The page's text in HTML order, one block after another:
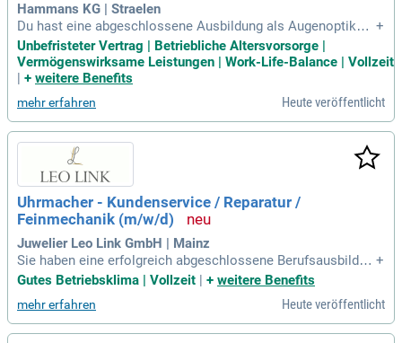
Hammans KG | Straelen
Du hast eine abgeschlossene Ausbildung als Augenoptiker
(m/w/d), idealerweise mit Meistertitel, und bringst mindeste
ns 3 Jahre Berufserfahrung mit.
+
Unbefristeter Vertrag | Betriebliche Altersvorsorge |
Vermögenswirksame Leistungen | Work-Life-Balance | Vollzeit
+ weitere Benefits
mehr erfahren Heute veröffentlicht
Uhrmacher - Kundenservice / Reparatur /
Feinmechanik (m/w/d)
Juwelier Leo Link GmbH | Mainz
Sie haben eine erfolgreich abgeschlossene Berufsausbildun
g als Uhrmacher (m/w/d) oder Uhrmachermeister (m/w/d);
hen Fähigkeiten, wie zum Beispiel als Augenoptiker oder Za
hntechniker (m/w/d); Ihre
+
Gutes Betriebsklima | Vollzeit | + weitere Benefits
mehr erfahren Heute veröffentlicht